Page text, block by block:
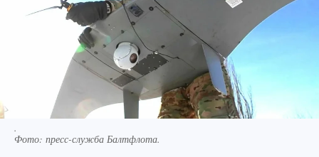
.
Фото: пресс-служба Балтфлота.